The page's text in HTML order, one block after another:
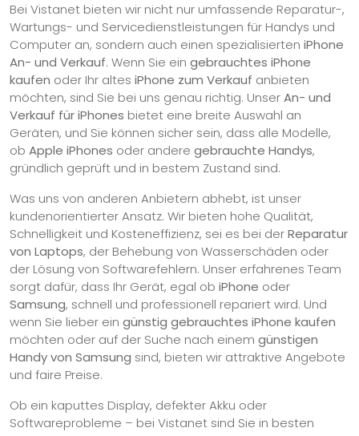
Bei Vistanet bieten wir nicht nur umfassende Reparatur-,
Wartungs- und Servicedienstleistungen für Handys und
Computer an, sondern auch einen spezialisierten iPhone
An- und Verkauf. Wenn Sie ein gebrauchtes iPhone
kaufen oder Ihr altes iPhone zum Verkauf anbieten
möchten, sind Sie bei uns genau richtig. UnserAn- und
Verkauf für iPhones bietet eine breite Auswahl an
Geräten, und Sie können sicher sein, dass alle Modelle,
ob Apple iPhones oder andere gebrauchte Handys,
gründlich geprüft und in bestem Zustand sind.
Was uns von anderen Anbietern abhebt, ist unser
kundenorientierter Ansatz. Wir bieten hohe Qualität,
Schnelligkeit und Kosteneffizienz, sei es bei derReparatur
von Laptops, der Behebung von Wasserschäden oder
der Lösung von Softwarefehlern. Unser erfahrenes Team
sorgt dafür, dass Ihr Gerät, egal ob iPhone oder
Samsung, schnell und professionell repariert wird. Und
wenn Sie lieber ein günstig gebrauchtes iPhone kaufen
möchten oder auf der Suche nach einem günstigen
Handy von Samsung sind, bieten wir attraktive Angebote
und faire Preise.
Ob ein kaputtes Display, defekter Akku oder
Softwareprobleme – bei Vistanet sind Sie in besten